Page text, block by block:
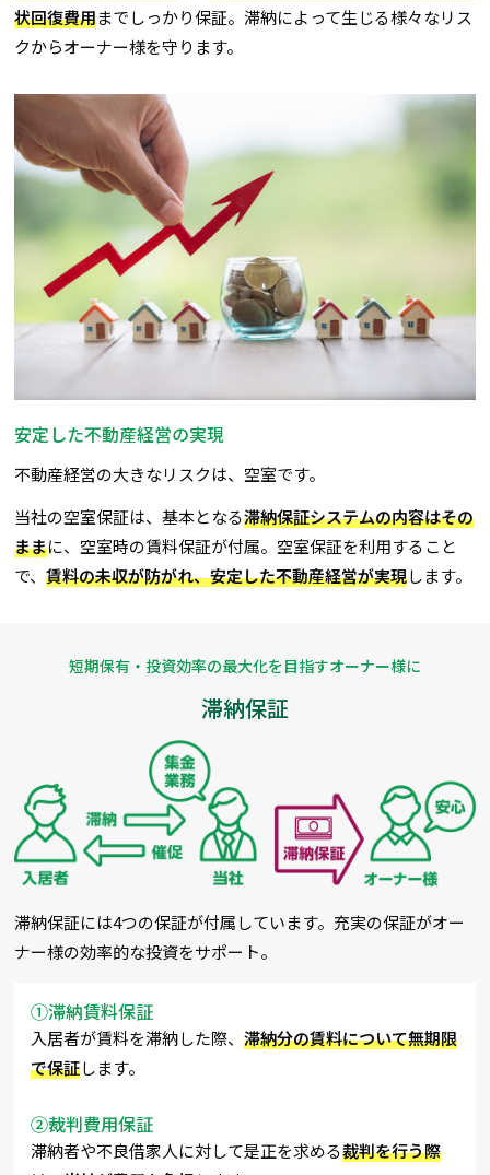
状回復費用までしっかり保証。滞納によって生じる様々なリス
クからオーナー様を守ります。
安定した不動産経営の実現
不動産経営の大きなリスクは、空室です。
当社の空室保証は、基本となる滞納保証システムの内容はその
ままに、空室時の賃料保証が付属。空室保証を利用すること
で、賃料の未収が防がれ、安定した不動産経営が実現します。
短期保有・投資効率の最大化を目指すオーナー様に
滞納保証
滞納保証には4つの保証が付属しています。充実の保証がオー
ナー様の効率的な投資をサポート。
①滞納賃料保証
入居者が賃料を滞納した際、滞納分の賃料について無期限
で保証します。
②裁判費用保証
滞納者や不良借家人に対して是正を求める裁判を行う際